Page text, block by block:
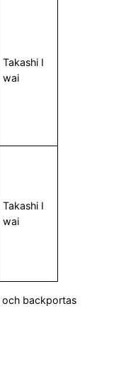
Takashi I
wai
Takashi I
wai
och backportas